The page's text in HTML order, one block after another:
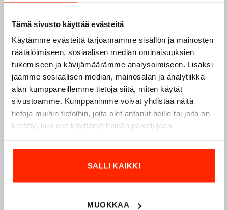
Tämä sivusto käyttää evästeitä
Käytämme evästeitä tarjoamamme sisällön ja mainosten
räätälöimiseen, sosiaalisen median ominaisuuksien
tukemiseen ja kävijämäärämme analysoimiseen. Lisäksi
jaamme sosiaalisen median, mainosalan ja analytiikka-
alan kumppaneillemme tietoja siitä, miten käytät
sivustoamme. Kumppanimme voivat yhdistää näitä
tietoja muihin tietoihin, joita olet antanut heille tai joita on
kerätty, kun olet käyttänyt heidän palvelujaan.
SALLI KAIKKI
MUOKKAA
Origopro – Suomalainen laatumerkki vuodesta
1975
Origoproon suomalainen turvallisuus- ja
ulkoiluvaatetukseen erikoistunut yritys, joka on toiminut
vuodesta 1975.Origoprovalmistaa laadukkaita vaatteita,
:n tuotteet on suunniteltu yhteistyössä käyttäjien
ja erikoisammattilaisten kanssa, joiden kokemus inspiroi